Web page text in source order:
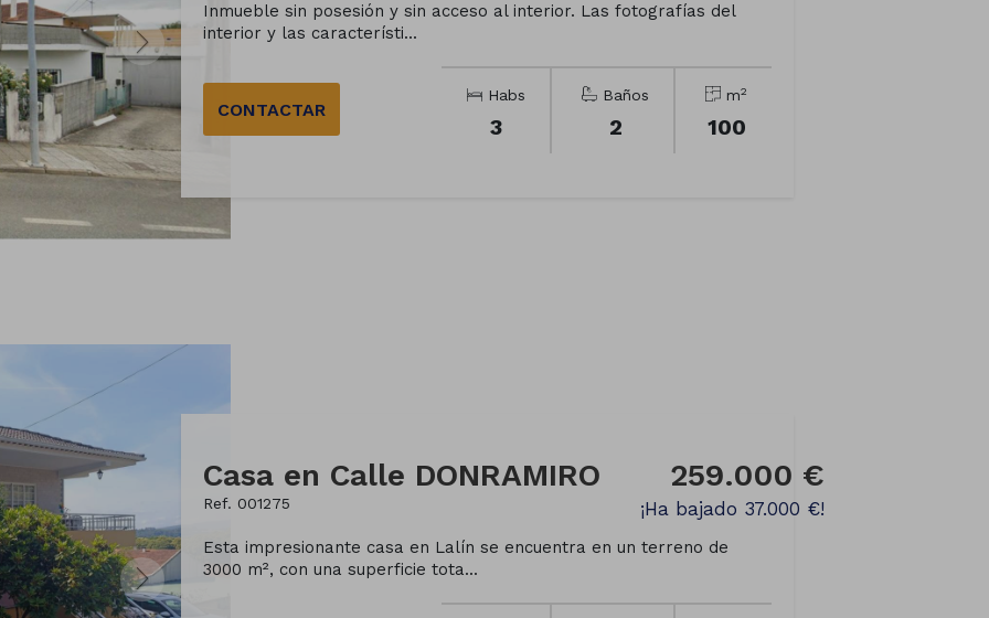
Inmueble sin posesión y sin acceso al interior. Las fotografías del
interior y las característi...
CONTACTAR
Habs
3
Baños
2
m2
100
Casa en Calle DONRAMIRO
Ref. 001275
259.000 €
¡Ha bajado 37.000 €!
Esta impresionante casa en Lalín se encuentra en un terreno de
3000 m², con una superficie tota...